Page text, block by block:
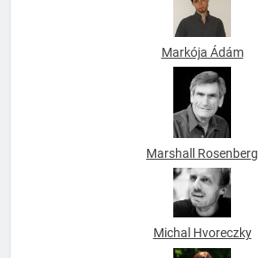
Markója Ádám
Marshall Rosenberg
Michal Hvoreczky